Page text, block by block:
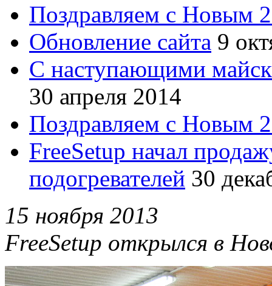
Поздравляем с Новым
Обновление сайта 9
С наступающими
30 апреля 2014
Поздравляем с Новым
FreeSetup начал
подогревателей 30
15 ноября 2013
FreeSetup открылся в